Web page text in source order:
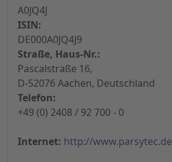
A0JQ4J
ISIN:
DE000A0JQ4J9
Straße, Haus-Nr.:
Pascalstraße 16,
D-52076 Aachen, Deutschland
Telefon:
+49 (0) 2408 / 92 700 - 0
Internet: http://www.parsytec.de